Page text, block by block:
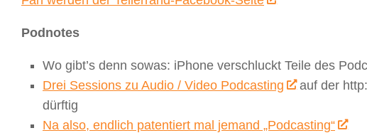
Podnotes
Wo gibt’s denn sowas: iPhone verschluckt Teile des
Drei Sessions zu Audio / Video Podcasting
auf der
dürftig
Na also, endlich patentiert mal jemand „Podcasting“